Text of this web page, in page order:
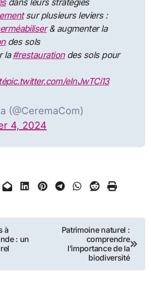
dans leurs stratégies
sur plusieurs leviers :
& augmenter la
des sols
la#restaurationdes sols pour
pic.twitter.com/eInJwTCi13
(@CeremaCom)
4, 2024
à
: un
Patrimoine naturel :
comprendre
l’importance de la
biodiversité